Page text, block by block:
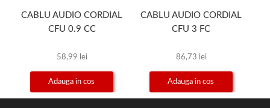
CABLU AUDIO CORDIAL
CFU 0.9 CC
58,99 lei
Adauga in cos
CABLU AUDIO CORDIAL
CFU 3 FC
86,73 lei
Adauga in cos